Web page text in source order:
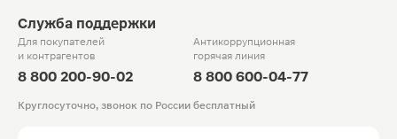
Служба поддержки
Для покупателей
и контрагентов
8 800 200-90-02
Антикоррупционная
горячая линия
8 800 600-04-77
Круглосуточно, звонок по России бесплатный